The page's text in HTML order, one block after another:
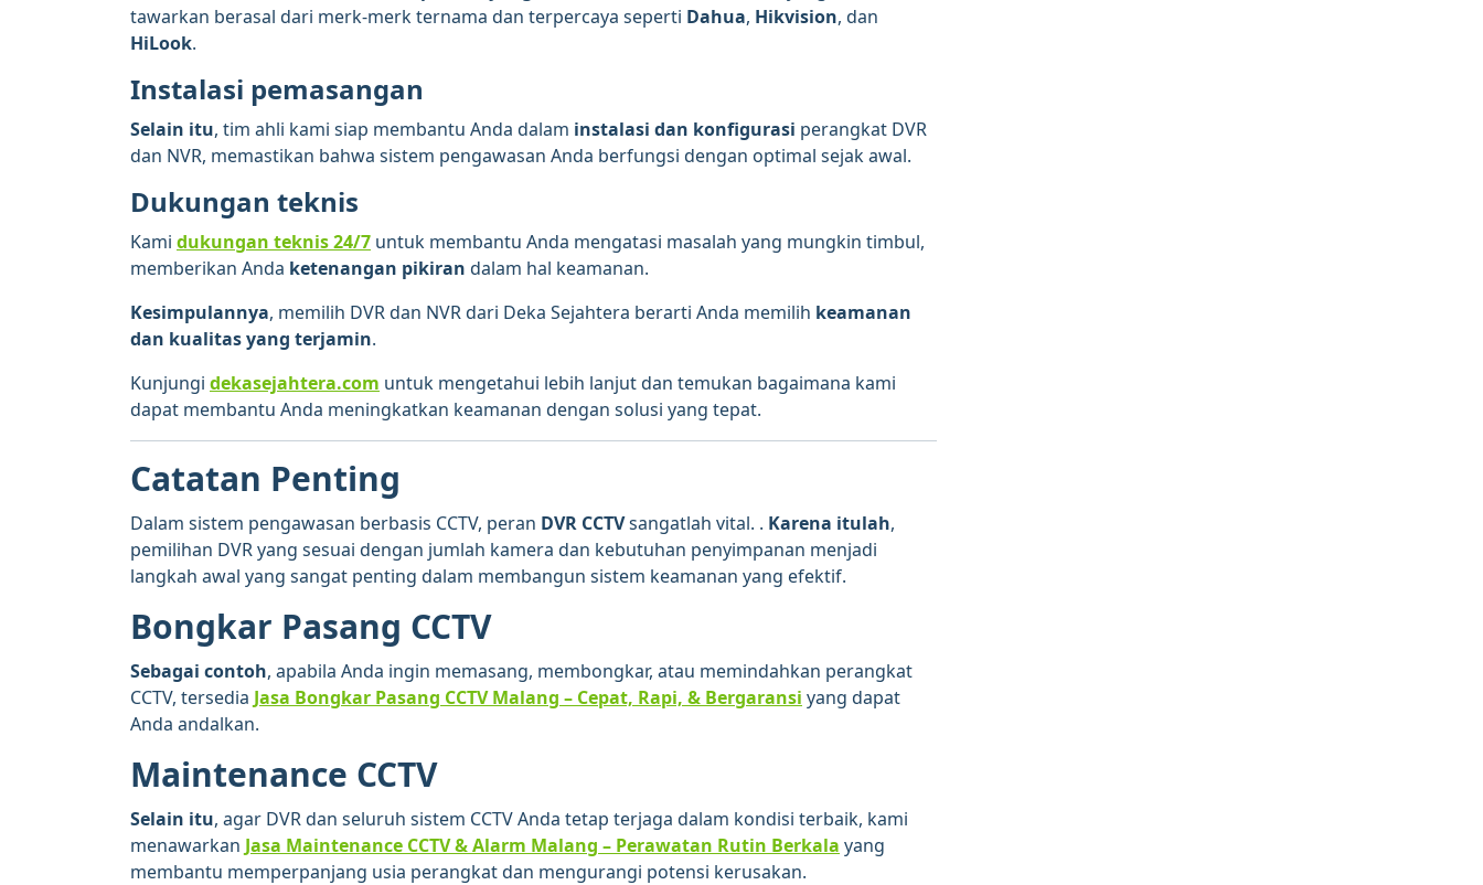
tawarkan berasal dari merk-merk ternama dan terpercaya seperti Dahua, Hikvision, dan
HiLook.
Instalasi pemasangan
Selain itu, tim ahli kami siap membantu Anda dalam instalasi dan konfigurasi perangkat DVR
dan NVR, memastikan bahwa sistem pengawasan Anda berfungsi dengan optimal sejak awal.
Dukungan teknis
Kami dukungan teknis 24/7 untuk membantu Anda mengatasi masalah yang mungkin timbul,
memberikan Anda ketenangan pikiran dalam hal keamanan.
Kesimpulannya, memilih DVR dan NVR dari Deka Sejahtera berarti Anda memilih keamanan
dan kualitas yang terjamin.
Kunjungi dekasejahtera.com untuk mengetahui lebih lanjut dan temukan bagaimana kami
dapat membantu Anda meningkatkan keamanan dengan solusi yang tepat.
Catatan Penting
Dalam sistem pengawasan berbasis CCTV, peran DVR CCTVsangatlah vital. . Karena itulah,
pemilihan DVR yang sesuai dengan jumlah kamera dan kebutuhan penyimpanan menjadi
langkah awal yang sangat penting dalam membangun sistem keamanan yang efektif.
Bongkar Pasang CCTV
Sebagai contoh, apabila Anda ingin memasang, membongkar, atau memindahkan perangkat
CCTV, tersedia Jasa Bongkar Pasang CCTV Malang – Cepat, Rapi, & Bergaransi yang dapat
Anda andalkan.
Maintenance CCTV
Selain itu, agar DVR dan seluruh sistem CCTV Anda tetap terjaga dalam kondisi terbaik, kami
menawarkan Jasa Maintenance CCTV & Alarm Malang – Perawatan Rutin Berkala yang
membantu memperpanjang usia perangkat dan mengurangi potensi kerusakan.